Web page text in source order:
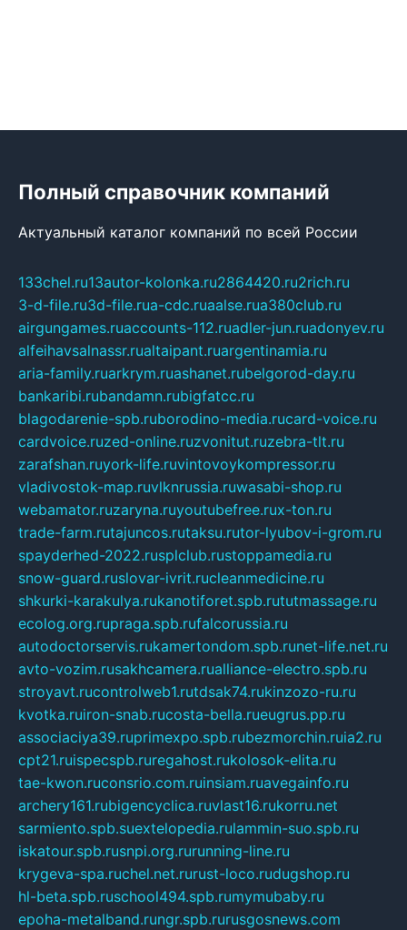
Полный справочник компаний
Актуальный каталог компаний по всей России
133chel.ru13autor-kolonka.ru2864420.ru2rich.ru
3-d-file.ru3d-file.rua-cdc.ruaalse.rua380club.ru
airgungames.ruaccounts-112.ruadler-jun.ruadonyev.ru
alfeihavsalnassr.rualtaipant.ruargentinamia.ru
aria-family.ruarkrym.ruashanet.rubelgorod-day.ru
bankaribi.rubandamn.rubigfatcc.ru
blagodarenie-spb.ruborodino-media.rucard-voice.ru
cardvoice.ruzed-online.ruzvonitut.ruzebra-tlt.ru
zarafshan.ruyork-life.ruvintovoykompressor.ru
vladivostok-map.ruvlknrussia.ruwasabi-shop.ru
webamator.ruzaryna.ruyoutubefree.rux-ton.ru
trade-farm.rutajuncos.rutaksu.rutor-lyubov-i-grom.ru
spayderhed-2022.rusplclub.rustoppamedia.ru
snow-guard.ruslovar-ivrit.rucleanmedicine.ru
shkurki-karakulya.rukanotiforet.spb.rututmassage.ru
ecolog.org.rupraga.spb.rufalcorussia.ru
autodoctorservis.rukamertondom.spb.runet-life.net.ru
avto-vozim.rusakhcamera.rualliance-electro.spb.ru
stroyavt.rucontrolweb1.rutdsak74.rukinzozo-ru.ru
kvotka.ruiron-snab.rucosta-bella.rueugrus.pp.ru
associaciya39.ruprimexpo.spb.rubezmorchin.ruia2.ru
cpt21.ruispecspb.ruregahost.rukolosok-elita.ru
tae-kwon.ruconsrio.com.ruinsiam.ruavegainfo.ru
archery161.rubigencyclica.ruvlast16.rukorru.net
sarmiento.spb.suextelopedia.rulammin-suo.spb.ru
iskatour.spb.rusnpi.org.rurunning-line.ru
krygeva-spa.ruchel.net.rurust-loco.rudugshop.ru
hl-beta.spb.ruschool494.spb.rumymubaby.ru
epoha-metalband.rungr.spb.rurusgosnews.com